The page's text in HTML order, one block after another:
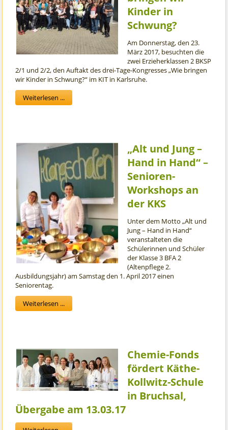
Kinder in
Schwung?
Am Donnerstag, den 23.
März 2017, besuchten die
zwei Erzieherklassen 2 BKSP
2/1 und 2/2, den Auftakt des drei-Tage-Kongresses „Wie bringen
wir Kinder in Schwung?“ im KIT in Karlsruhe.
Weiterlesen ...
„Alt und Jung –
Hand in Hand“ –
Senioren-
Workshops an
der KKS
Unter dem Motto „Alt und
Jung – Hand in Hand“
veranstalteten die
Schülerinnen und Schüler
der Klasse 3 BFA 2
(Altenpflege 2.
Ausbildungsjahr) am Samstag den 1. April 2017 einen
Seniorentag.
Weiterlesen ...
Chemie-Fonds
fördert Käthe-
Kollwitz-Schule
in Bruchsal,
Übergabe am 13.03.17